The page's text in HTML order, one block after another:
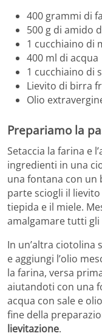
400 grammi di
500 g di amido
1 cucchiaino di
400 ml di acqua
1 cucchiaino di
Lievito di birra
Olio
Prepariamo la
Setaccia la farina e
ingredienti in una
una fontana con un
parte sciogli il
tiepida e il miele.
amalgamare tutti
In un’altra ciotolina
e aggiungi l’olio
la farina, versa
aiutandoti con una
acqua con sale e
fine della
lievitazione.